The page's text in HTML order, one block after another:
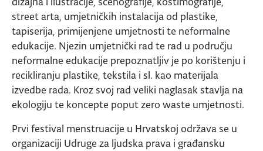
street arta, umjetničkih instalacija od plastike,
tapiserija, primijenjene umjetnosti te neformalne
edukacije. Njezin umjetnički rad te rad u području
neformalne edukacije prepoznatljiv je po korištenju i
recikliranju plastike, tekstila i sl. kao materijala
izvedbe rada. Kroz svoj rad veliki naglasak stavlja na
ekologiju te koncepte poput zero waste umjetnosti.
Prvi festival menstruacije u Hrvatskoj održava se u
organizaciji Udruge za ljudska prava i građansku